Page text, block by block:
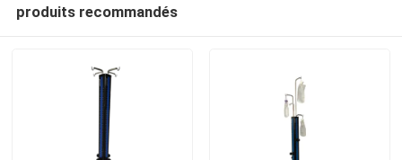
produits recommandés